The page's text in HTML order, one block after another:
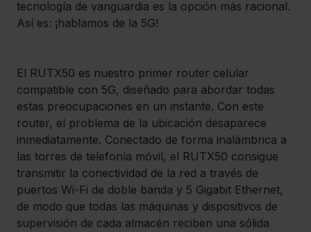
tecnología de vanguardia es la opción más racional.
Así es: ¡hablamos de la 5G!
El RUTX50 es nuestro primer router celular
compatible con 5G, diseñado para abordar todas
estas preocupaciones en un instante. Con este
router, el problema de la ubicación desaparece
inmediatamente. Conectado de forma inalámbrica a
las torres de telefonía móvil, el RUTX50 consigue
transmitir la conectividad de la red a través de
puertos Wi-Fi de doble banda y 5 Gigabit Ethernet,
de modo que todas las máquinas y dispositivos de
supervisión de cada almacén reciben una sólida